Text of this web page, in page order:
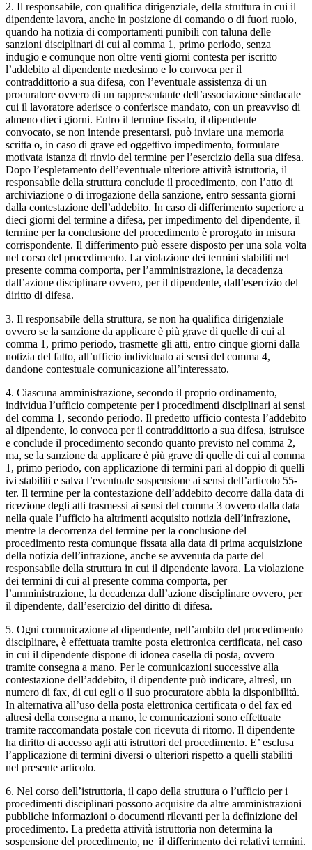
2. Il responsabile, con qualifica dirigenziale, della struttura in cui il
dipendente lavora, anche in posizione di comando o di fuori ruolo,
quando ha notizia di comportamenti punibili con taluna delle
sanzioni disciplinari di cui al comma 1, primo periodo, senza
indugio e comunque non oltre venti giorni contesta per iscritto
l’addebito al dipendente medesimo e lo convoca per il
contraddittorio a sua difesa, con l’eventuale assistenza di un
procuratore ovvero di un rappresentante dell’associazione sindacale
cui il lavoratore aderisce o conferisce mandato, con un preavviso di
almeno dieci giorni. Entro il termine fissato, il dipendente
convocato, se non intende presentarsi, può inviare una memoria
scritta o, in caso di grave ed oggettivo impedimento, formulare
motivata istanza di rinvio del termine per l’esercizio della sua difesa.
Dopo l’espletamento dell’eventuale ulteriore attività istruttoria, il
responsabile della struttura conclude il procedimento, con l’atto di
archiviazione o di irrogazione della sanzione, entro sessanta giorni
dalla contestazione dell’addebito. In caso di differimento superiore a
dieci giorni del termine a difesa, per impedimento del dipendente, il
termine per la conclusione del procedimento è prorogato in misura
corrispondente. Il differimento può essere disposto per una sola volta
nel corso del procedimento. La violazione dei termini stabiliti nel
presente comma comporta, per l’amministrazione, la decadenza
dall’azione disciplinare ovvero, per il dipendente, dall’esercizio del
diritto di difesa.
3. Il responsabile della struttura, se non ha qualifica dirigenziale
ovvero se la sanzione da applicare è più grave di quelle di cui al
comma 1, primo periodo, trasmette gli atti, entro cinque giorni dalla
notizia del fatto, all’ufficio individuato ai sensi del comma 4,
dandone contestuale comunicazione all’interessato.
4. Ciascuna amministrazione, secondo il proprio ordinamento,
individua l’ufficio competente per i procedimenti disciplinari ai sensi
del comma 1, secondo periodo. Il predetto ufficio contesta l’addebito
al dipendente, lo convoca per il contraddittorio a sua difesa, istruisce
e conclude il procedimento secondo quanto previsto nel comma 2,
ma, se la sanzione da applicare è più grave di quelle di cui al comma
1, primo periodo, con applicazione di termini pari al doppio di quelli
ivi stabiliti e salva l’eventuale sospensione ai sensi dell’articolo 55-
ter. Il termine per la contestazione dell’addebito decorre dalla data di
ricezione degli atti trasmessi ai sensi del comma 3 ovvero dalla data
nella quale l’ufficio ha altrimenti acquisito notizia dell’infrazione,
mentre la decorrenza del termine per la conclusione del
procedimento resta comunque fissata alla data di prima acquisizione
della notizia dell’infrazione, anche se avvenuta da parte del
responsabile della struttura in cui il dipendente lavora. La violazione
dei termini di cui al presente comma comporta, per
l’amministrazione, la decadenza dall’azione disciplinare ovvero, per
il dipendente, dall’esercizio del diritto di difesa.
5. Ogni comunicazione al dipendente, nell’ambito del procedimento
disciplinare, è effettuata tramite posta elettronica certificata, nel caso
in cui il dipendente dispone di idonea casella di posta, ovvero
tramite consegna a mano. Per le comunicazioni successive alla
contestazione dell’addebito, il dipendente può indicare, altresì, un
numero di fax, di cui egli o il suo procuratore abbia la disponibilità.
In alternativa all’uso della posta elettronica certificata o del fax ed
altresì della consegna a mano, le comunicazioni sono effettuate
tramite raccomandata postale con ricevuta di ritorno. Il dipendente
ha diritto di accesso agli atti istruttori del procedimento. E’ esclusa
l’applicazione di termini diversi o ulteriori rispetto a quelli stabiliti
nel presente articolo.
6. Nel corso dell’istruttoria, il capo della struttura o l’ufficio per i
procedimenti disciplinari possono acquisire da altre amministrazioni
pubbliche informazioni o documenti rilevanti per la definizione del
procedimento. La predetta attività istruttoria non determina la
sospensione del procedimento, ne il differimento dei relativi termini.